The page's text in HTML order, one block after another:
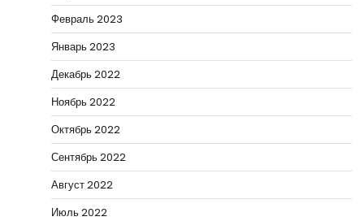
Февраль 2023
Январь 2023
Декабрь 2022
Ноябрь 2022
Октябрь 2022
Сентябрь 2022
Август 2022
Июль 2022